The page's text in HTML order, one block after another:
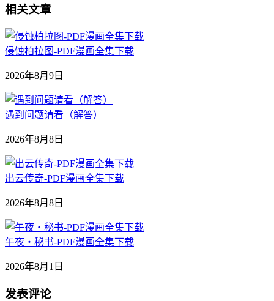
相关文章
侵蚀柏拉图-PDF漫画全集下载
2026年8月9日
遇到问题请看（解答）
2026年8月8日
出云传奇-PDF漫画全集下载
2026年8月8日
午夜‧秘书-PDF漫画全集下载
2026年8月1日
发表评论